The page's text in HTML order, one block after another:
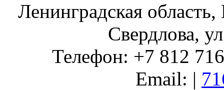
Ленинградская
Свердлова,
Телефон: +7 812
Email: |